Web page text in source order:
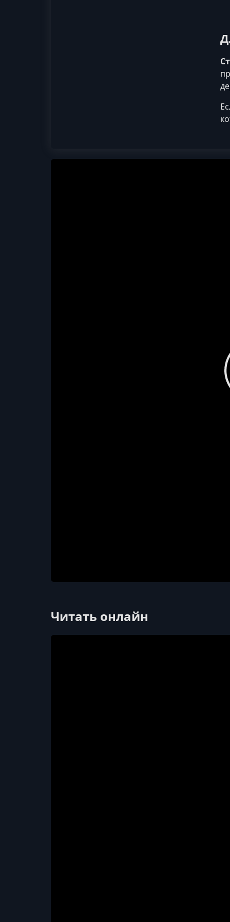
Читать онлайн